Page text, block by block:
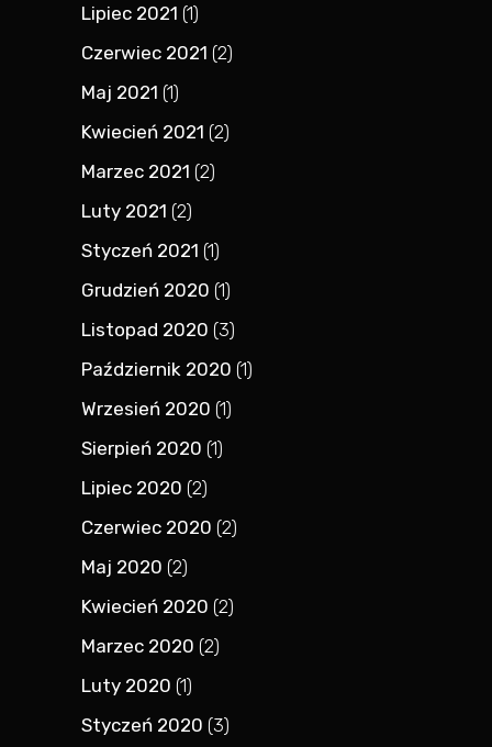
Lipiec 2021 (1)
Czerwiec 2021 (2)
Maj 2021 (1)
Kwiecień 2021 (2)
Marzec 2021 (2)
Luty 2021 (2)
Styczeń 2021 (1)
Grudzień 2020 (1)
Listopad 2020 (3)
Październik 2020 (1)
Wrzesień 2020 (1)
Sierpień 2020 (1)
Lipiec 2020 (2)
Czerwiec 2020 (2)
Maj 2020 (2)
Kwiecień 2020 (2)
Marzec 2020 (2)
Luty 2020 (1)
Styczeń 2020 (3)